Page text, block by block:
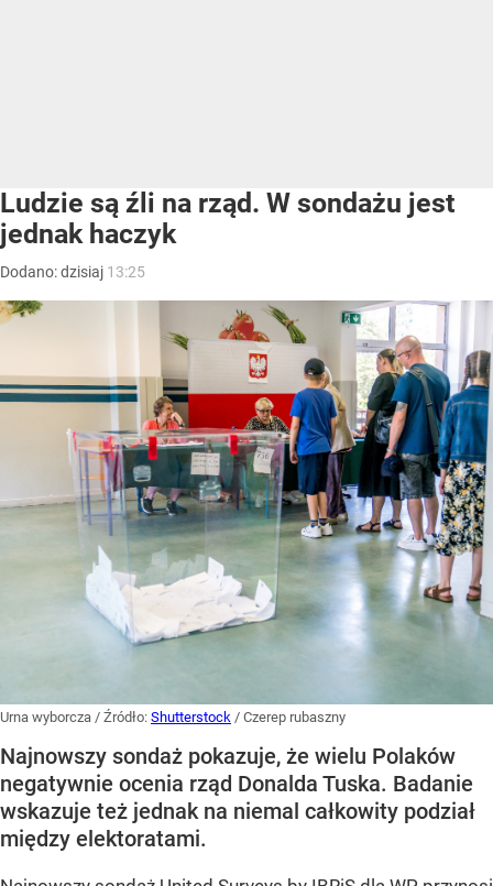
Ludzie są źli na rząd. W sondażu jest
jednak haczyk
Dodano:dzisiaj 13:25
Urna wyborcza / Źródło: Shutterstock / Czerep rubaszny
Najnowszy sondaż pokazuje, że wielu Polaków
negatywnie ocenia rząd Donalda Tuska. Badanie
wskazuje też jednak na niemal całkowity podział
między elektoratami.